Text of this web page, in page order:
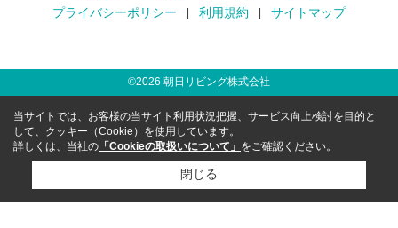
プライバシーポリシー
利用規約 サイトマップ
©2026 朝日リビング株式会社
当サイトでは、お客様の当サイト利用状況把握、サービス向上検討を目的と
して、クッキー（Cookie）を使用しています。
詳しくは、当社の 「Cookieの取扱いについて」 をご確認ください。
閉じる